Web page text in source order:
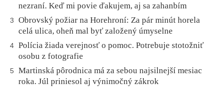
nezraní. Keď mi povie ďakujem, aj sa zahanbím
3
Obrovský požiar na Horehroní: Za pár minút horela
celá ulica, oheň mal byť založený úmyselne
4 Polícia žiada verejnosť o pomoc. Potrebuje stotožniť
osobu z fotografie
5
Martinská pôrodnica má za sebou najsilnejší mesiac
roka. Júl priniesol aj výnimočný zákrok